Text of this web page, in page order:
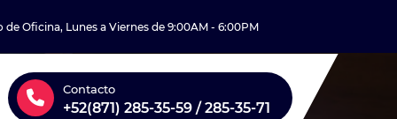
de Oficina, Lunes a Viernes de 9:00AM - 6:00PM
Contacto
+52(871) 285-35-59 / 285-35-71